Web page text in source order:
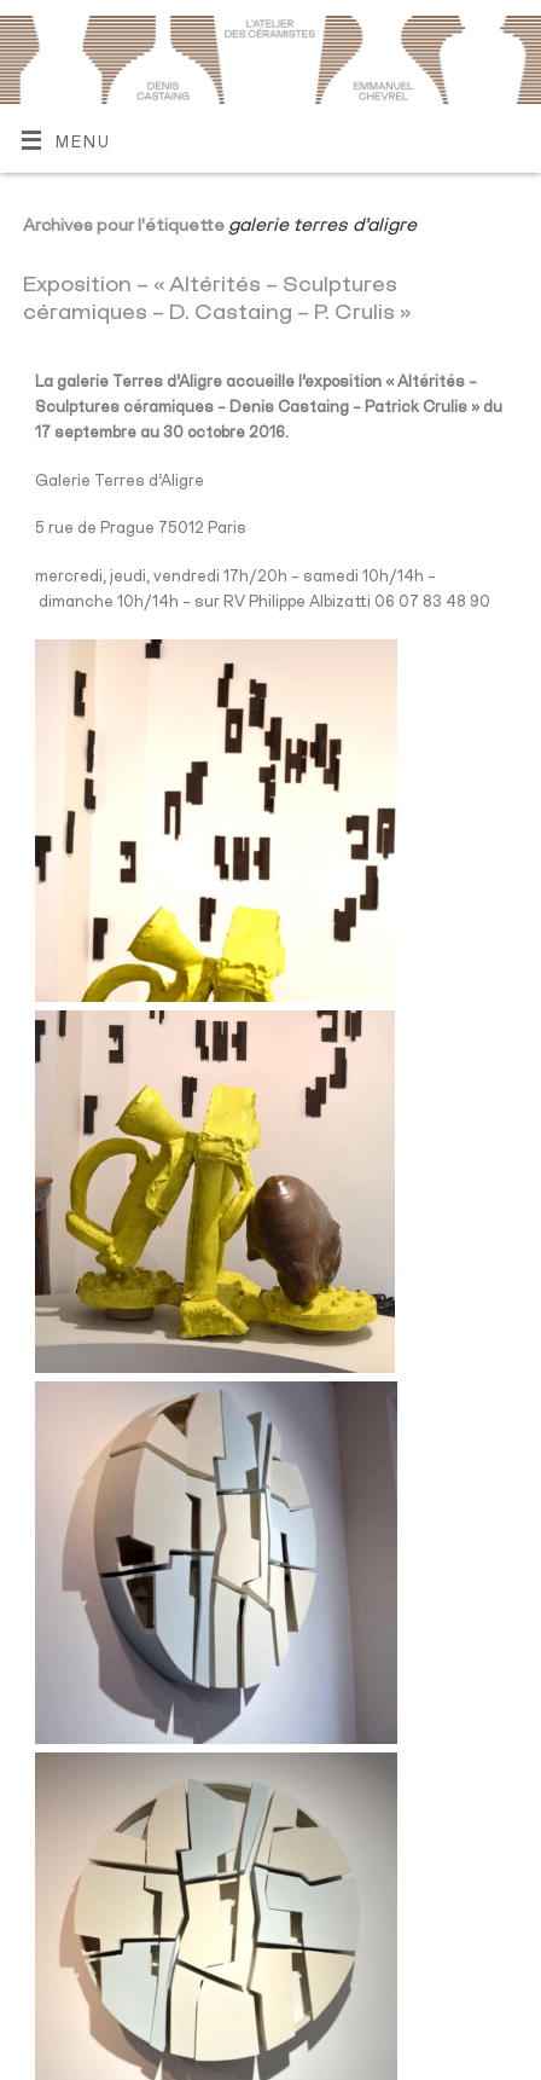
MENU
Archives pour l'étiquettegalerie terres d’aligre
Exposition – « Altérités – Sculptures
céramiques – D. Castaing – P. Crulis »
La galerie Terres d’Aligre accueille l’exposition « Altérités –
Sculptures céramiques – Denis Castaing – Patrick Crulis » du
17 septembre au 30 octobre 2016.
Galerie Terres d’Aligre
5 rue de Prague 75012 Paris
mercredi, jeudi, vendredi 17h/20h – samedi 10h/14h –
dimanche 10h/14h – sur RV Philippe Albizatti 06 07 83 48 90